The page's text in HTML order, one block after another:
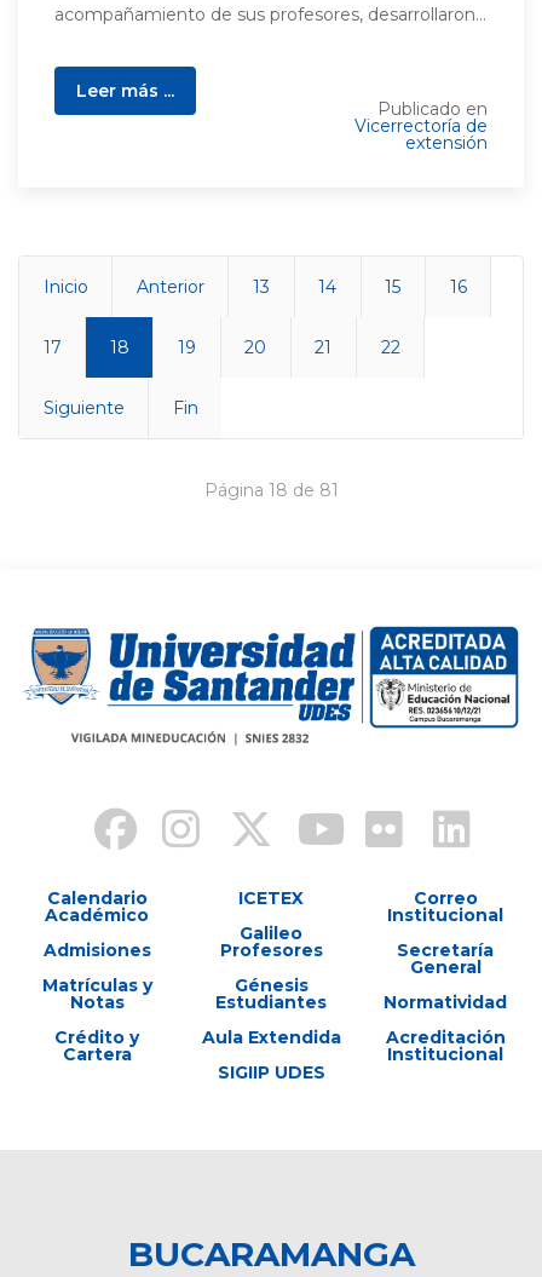
acompañamiento de sus profesores, desarrollaron...
Leer más ...
Publicado en
Vicerrectoría de
extensión
Inicio Anterior 13 14 15 16
17 18 19 20 21 22
Siguiente Fin
Página 18 de 81
Calendario
Académico
Admisiones
Matrículas y
Notas
Crédito y
Cartera
ICETEX
Galileo
Profesores
Génesis
Estudiantes
Aula Extendida
SIGIIP UDES
Correo
Institucional
Secretaría
General
Normatividad
Acreditación
Institucional
BUCARAMANGA